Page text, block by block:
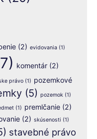
(2) evidovania (1)
komentár (2)
právo (1) pozemkové
(5) pozemok (1)
(1) premlčanie (2)
(2) skúsenosti (1)
stavebné právo